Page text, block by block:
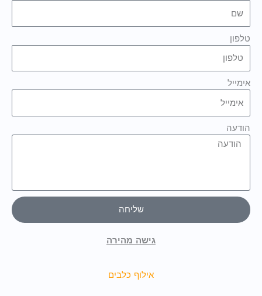
טלפון
אימייל
הודעה
שליחה
גישה מהירה
אילוף כלבים